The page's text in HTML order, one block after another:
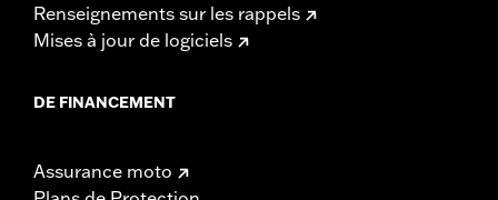
Renseignements sur les rappels
Mises à jour de logiciels
DE FINANCEMENT
Assurance moto